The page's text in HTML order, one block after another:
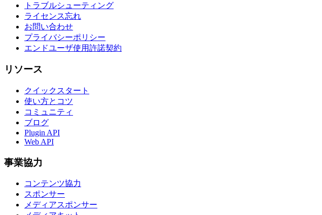
トラブルシューティング
ライセンス忘れ
お問い合わせ
プライバシーポリシー
エンドユーザ使用許諾契約
リソース
クイックスタート
使い方とコツ
コミュニティ
ブログ
Plugin API
Web API
事業協力
コンテンツ協力
スポンサー
メディアスポンサー